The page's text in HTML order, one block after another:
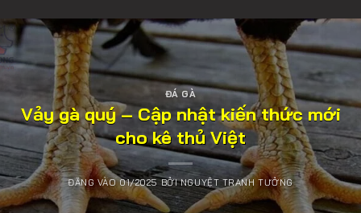
ĐÁ GÀ
Vảy gà quý – Cập nhật kiến thức mới
cho kê thủ Việt
ĐĂNG VÀO01/2025 BỞINGUYỆT TRANH TƯỞNG